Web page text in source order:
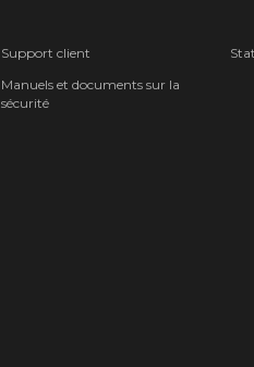
Support client
Manuels et documents sur la
sécurité